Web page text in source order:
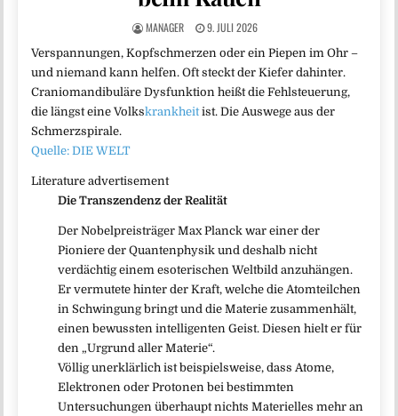
MANAGER 9. JULI 2026
Verspannungen, Kopfschmerzen oder ein Piepen im Ohr –
und niemand kann helfen. Oft steckt der Kiefer dahinter.
Craniomandibuläre Dysfunktion heißt die Fehlsteuerung,
die längst eine Volkskrankheitist. Die Auswege aus der
Schmerzspirale.
Quelle: DIE WELT
Literature advertisement
Die Transzendenz der Realität
Der Nobelpreisträger Max Planck war einer der
Pioniere der Quantenphysik und deshalb nicht
verdächtig einem esoterischen Weltbild anzuhängen.
Er vermutete hinter der Kraft, welche die Atomteilchen
in Schwingung bringt und die Materie zusammenhält,
einen bewussten intelligenten Geist. Diesen hielt er für
den „Urgrund aller Materie“.
Völlig unerklärlich ist beispielsweise, dass Atome,
Elektronen oder Protonen bei bestimmten
Untersuchungen überhaupt nichts Materielles mehr an